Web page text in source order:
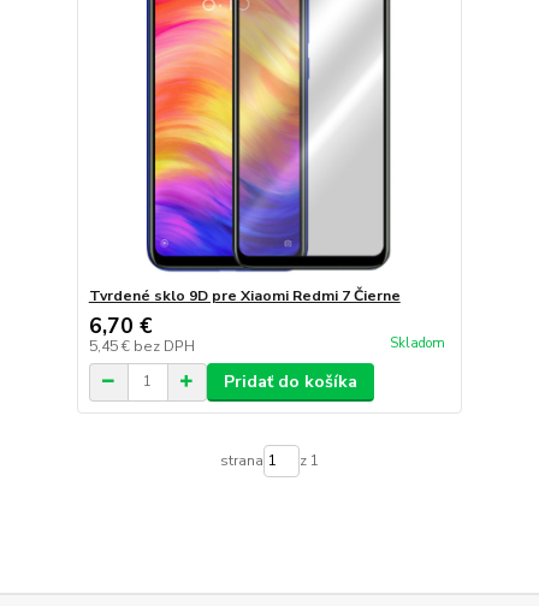
Tvrdené sklo 9D pre Xiaomi Redmi 7 Čierne
6,70 €
5,45 € bez DPH Skladom
Pridať do košíka
strana z 1